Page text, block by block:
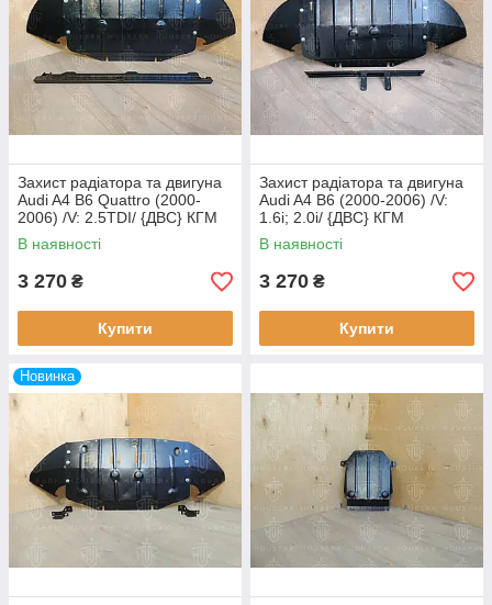
Захист радіатора та двигуна
Audi A4 B6 Quattro (2000-
2006) /V: 2.5TDI/ {ДВС} КГМ
В наявності
3 270 ₴
Купити
Захист радіатора та двигуна
Audi A4 B6 (2000-2006) /V:
1.6i; 2.0i/ {ДВС} КГМ
В наявності
3 270 ₴
Купити
Новинка